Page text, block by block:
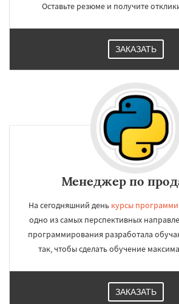
Оставьте резюме и получите
ЗАКАЗАТЬ
Менеджер по
На сегодняшний день курсы
одно из самых перспективных
программирования разработала
так, чтобы сделать обучение
ЗАКАЗАТЬ